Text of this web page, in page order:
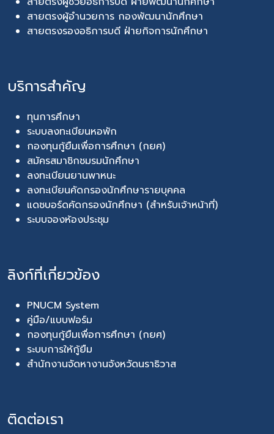
สายตรงผู้อำนวยการ กองพัฒนานักศึกษา
สายตรงรองอธิการบดี ฝ่ายกิจการนักศึกษา
บริการสำคัญ
ทุนการศึกษา
ระบบลงทะเบียนหอพัก
กองทุนกู้ยืมเพื่อการศึกษา (กยศ)
สมัครสมาชิกชมรมนักศึกษา
ลงทะเบียนยานพาหนะ
ลงทะเบียนคัดกรองนักศึกษารายบุคคล
แดชบอร์ดคัดกรองนักศึกษา (สำหรับเจ้าหน้าที่)
ระบบจองห้องประชุม
ลิงก์ที่เกี่ยวข้อง
PNUCM System
คู่มือ/แบบฟอร์ม
กองทุนกู้ยืมเพื่อการศึกษา (กยศ)
ระบบการให้กู้ยืม
สำนักงานจัดหางานจังหวัดนราธิวาส
ติดต่อเรา